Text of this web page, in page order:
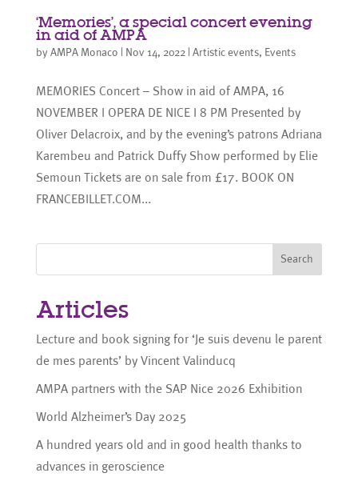
‘Memories’, a special concert evening
in aid of AMPA
by AMPA Monaco Nov 14, 2022| Artistic events, Events
MEMORIES Concert – Show in aid of AMPA, 16
NOVEMBER I OPERA DE NICE I 8 PM Presented by
Oliver Delacroix, and by the evening’s patrons Adriana
Karembeu and Patrick Duffy Show performed by Elie
Semoun Tickets are on sale from £17. BOOK ON
FRANCEBILLET.COM...
Search
Articles
Lecture and book signing for ‘Je suis devenu le parent
de mes parents’ by Vincent Valinducq
AMPA partners with the SAP Nice 2026 Exhibition
World Alzheimer’s Day 2025
A hundred years old and in good health thanks to
advances in geroscience